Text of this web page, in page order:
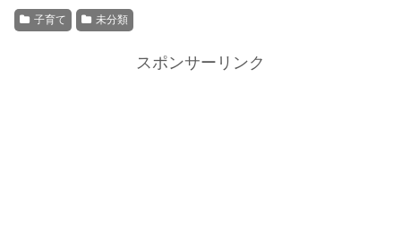
子育て 未分類
スポンサーリンク